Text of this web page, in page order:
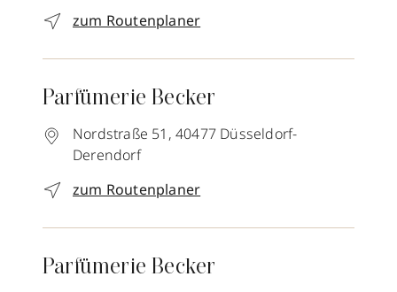
zum Routenplaner
Parfümerie Becker
Nordstraße 51, 40477 Düsseldorf-
Derendorf
zum Routenplaner
Parfümerie Becker